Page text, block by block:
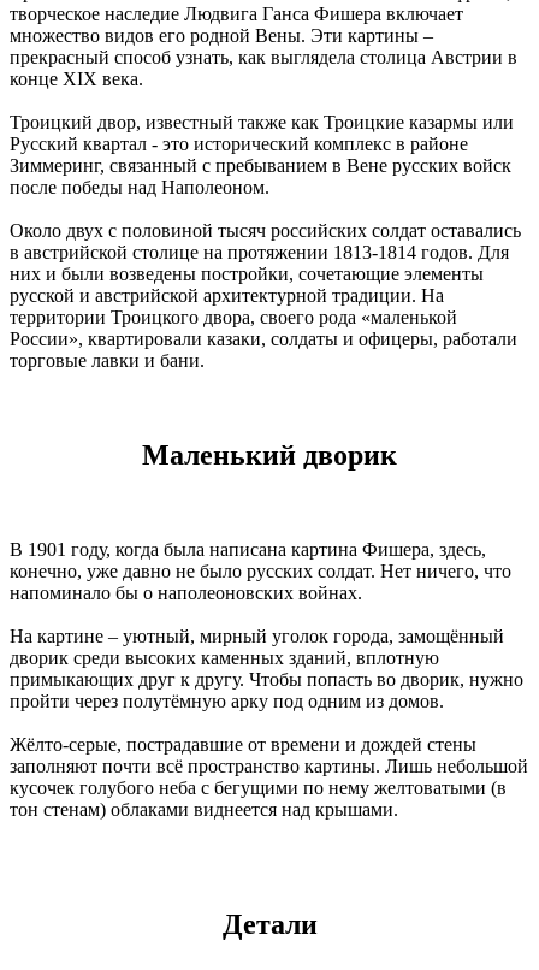
творческое наследие Людвига Ганса Фишера включает
множество видов его родной Вены. Эти картины –
прекрасный способ узнать, как выглядела столица Австрии в
конце XIX века.
Троицкий двор, известный также как Троицкие казармы или
Русский квартал - это исторический комплекс в районе
Зиммеринг, связанный с пребыванием в Вене русских войск
после победы над Наполеоном.
Около двух с половиной тысяч российских солдат оставались
в австрийской столице на протяжении 1813-1814 годов. Для
них и были возведены постройки, сочетающие элементы
русской и австрийской архитектурной традиции. На
территории Троицкого двора, своего рода «маленькой
России», квартировали казаки, солдаты и офицеры, работали
торговые лавки и бани.
Маленький дворик
В 1901 году, когда была написана картина Фишера, здесь,
конечно, уже давно не было русских солдат. Нет ничего, что
напоминало бы о наполеоновских войнах.
На картине – уютный, мирный уголок города, замощённый
дворик среди высоких каменных зданий, вплотную
примыкающих друг к другу. Чтобы попасть во дворик, нужно
пройти через полутёмную арку под одним из домов.
Жёлто-серые, пострадавшие от времени и дождей стены
заполняют почти всё пространство картины. Лишь небольшой
кусочек голубого неба с бегущими по нему желтоватыми (в
тон стенам) облаками виднеется над крышами.
Детали